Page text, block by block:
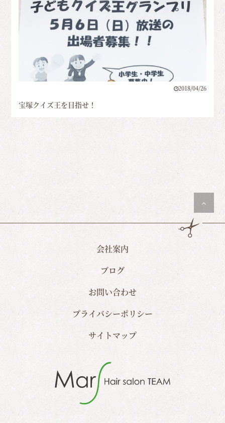
2018/04/26
宝塚クイズ王を目指せ！
会社案内
ブログ
お問い合わせ
プライバシーポリシー
サイトマップ